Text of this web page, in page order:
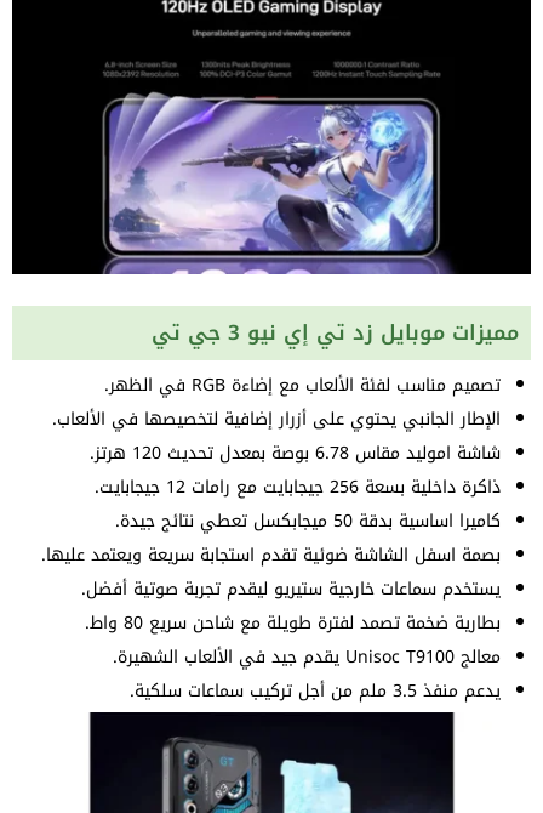
مميزات موبايل زد تي إي نيو 3 جي تي
تصميم مناسب لفئة الألعاب مع إضاءة RGB في الظهر.
الإطار الجانبي يحتوي على أزرار إضافية لتخصيصها في الألعاب.
شاشة اموليد مقاس 6.78 بوصة بمعدل تحديث 120 هرتز.
ذاكرة داخلية بسعة 256 جيجابايت مع رامات 12 جيجابايت.
كاميرا اساسية بدقة 50 ميجابكسل تعطي نتائج جيدة.
بصمة اسفل الشاشة ضوئية تقدم استجابة سريعة ويعتمد عليها.
يستخدم سماعات خارجية ستيريو ليقدم تجربة صوتية أفضل.
بطارية ضخمة تصمد لفترة طويلة مع شاحن سريع 80 واط.
معالج Unisoc T9100 يقدم جيد في الألعاب الشهيرة.
يدعم منفذ 3.5 ملم من أجل تركيب سماعات سلكية.